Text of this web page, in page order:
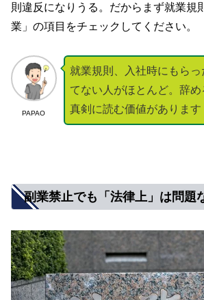
則違反になりうる。だからまず就業規
業」の項目をチェックしてください。
PAPAO
就業規則、入社時にもら
てない人がほとんど。辞め
真剣に読む価値があります
副業禁止でも「法律上」は問題